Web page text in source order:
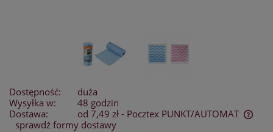
Dostępność:
duża
Wysyłka w:
48 godzin
Dostawa:
od 7,49 zł - Pocztex PUNKT/AUTOMAT
Cena nie zawiera ewentualnych kosztów płatności
sprawdź formy dostawy